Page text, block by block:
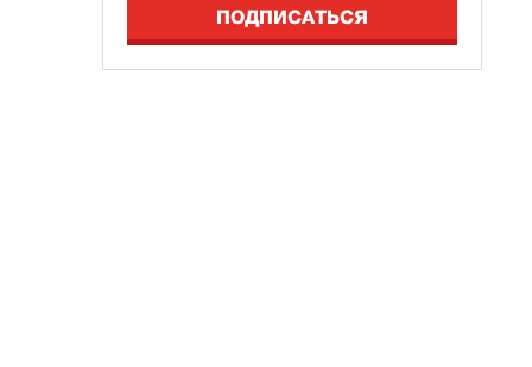
ПОДПИСАТЬСЯ